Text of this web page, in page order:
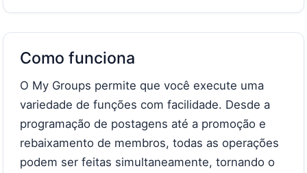
Como funciona
O My Groups permite que você execute uma
variedade de funções com facilidade. Desde a
programação de postagens até a promoção e
rebaixamento de membros, todas as operações
podem ser feitas simultaneamente, tornando o